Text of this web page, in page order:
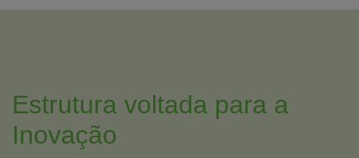
Estrutura voltada para a
Inovação